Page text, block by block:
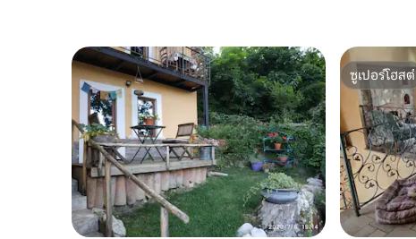
ซูเปอร์โฮสต์
ซูเปอร์โฮสต์